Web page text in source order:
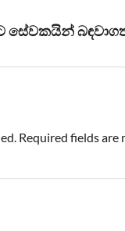
සේවකයින්
Required fields are